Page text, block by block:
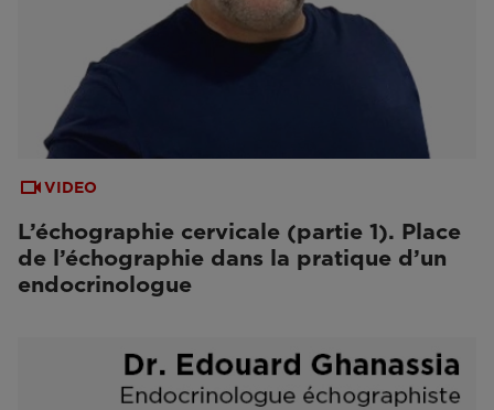
VIDEO
L’échographie cervicale (partie 1). Place
de l’échographie dans la pratique d’un
endocrinologue